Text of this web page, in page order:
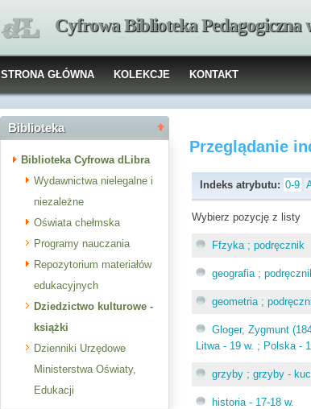
Cyfrowa Biblioteka Pedagogiczna
STRONA GŁÓWNA KOLEKCJE KONTAKT
Biblioteka
Biblioteka Cyfrowa dLibra
Wydawnictwa nielegalne i
niezależne
Oświata chełmska
Programy nauczania
Repozytorium materiałów
edukacyjnych
Dziedzictwo kulturowe -
książki
Dzienniki Urzędowe
Ministerstwa Oświaty,
Edukacji
Przeglądanie
Indeks atrybutu: 0-9
Wybierz pozycję z listy
Ffzyka ; podręcznik
geografia ;
geometria ;
Gloger, Zygmunt
Litwa - 19 w. ; Polska -
grzyby ; grzyby -
historia - 17-18 w.